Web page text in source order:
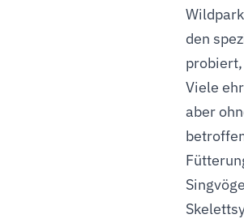
den
Viele
aber